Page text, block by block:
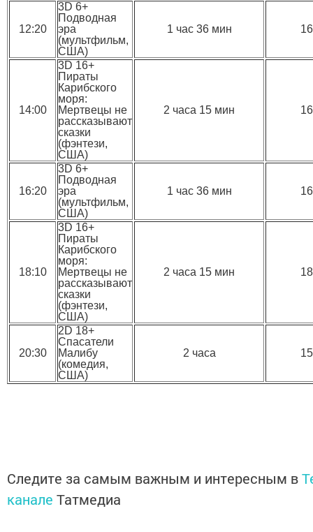
12:20
3D 6+
Подводная
эра
(мультфильм,
США)
1 час 36 мин
14:00
3D 16+
Пираты
Карибского
моря:
Мертвецы не
рассказывают
сказки
(фэнтези,
США)
2 часа 15 мин
16:20
3D 6+
Подводная
эра
(мультфильм,
США)
1 час 36 мин
18:10
3D 16+
Пираты
Карибского
моря:
Мертвецы не
рассказывают
сказки
(фэнтези,
США)
2 часа 15 мин
20:30
2D 18+
Спасатели
Малибу
(комедия,
США)
2 часа
Следите за самым важным и интересным в
канале Татмедиа